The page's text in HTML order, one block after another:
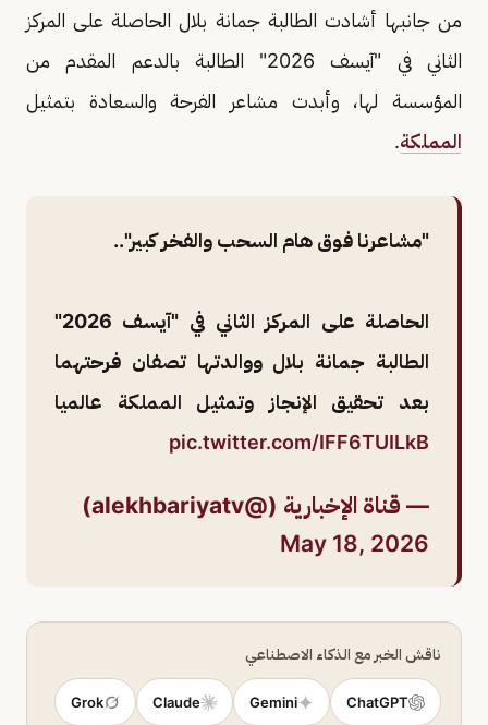
من جانبها أشادت الطالبة جمانة بلال الحاصلة على المركز
الثاني في "آيسف 2026" الطالبة بالدعم المقدم من
المؤسسة لها، وأبدت مشاعر الفرحة والسعادة بتمثيل
المملكة.
"مشاعرنا فوق هام السحب والفخر كبير"..
الحاصلة على المركز الثاني في "آيسف 2026"
الطالبة جمانة بلال ووالدتها تصفان فرحتهما
بعد تحقيق الإنجاز وتمثيل المملكة عالميا
pic.twitter.com/IFF6TUILkB
— قناة الإخبارية (@alekhbariyatv)
May 18, 2026
ناقش الخبر مع الذكاء الاصطناعي
ChatGPT
Gemini
Claude
Grok